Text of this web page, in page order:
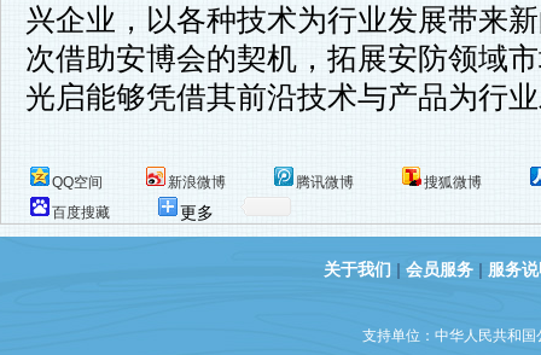
兴企业，以各种技术为行业发展带来
次借助安博会的契机，拓展安防领域
光启能够凭借其前沿技术与产品为行
QQ空间 新浪微博 腾讯微博
搜狐微博
百度搜藏
更多
关于我们 | 会员服务 | 服务
支持单位：中华人民共和